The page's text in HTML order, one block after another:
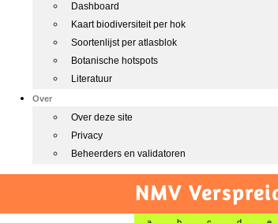
Dashboard
Kaart biodiversiteit per hok
Soortenlijst per atlasblok
Botanische hotspots
Literatuur
Over
Over deze site
Privacy
Beheerders en validatoren
NMV